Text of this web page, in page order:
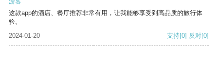
这款app的酒店、餐厅推荐非常有用，让我能够享受到高品质的旅行体
验。
2024-01-20
支持[0] 反对[0]